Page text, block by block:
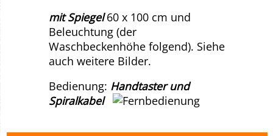
mit Spiegel60 x 100 cm und
Beleuchtung (der
Waschbeckenhöhe folgend). Siehe
auch weitere Bilder.
Bedienung: Handtaster und
Spiralkabel